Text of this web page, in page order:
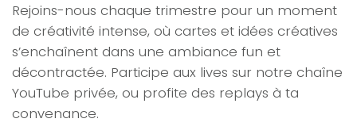
Rejoins-nous chaque trimestre pour un moment
de créativité intense, où cartes et idées créatives
s’enchaînent dans une ambiance fun et
décontractée. Participe aux lives sur notre chaîne
YouTube privée, ou profite des replays à ta
convenance.